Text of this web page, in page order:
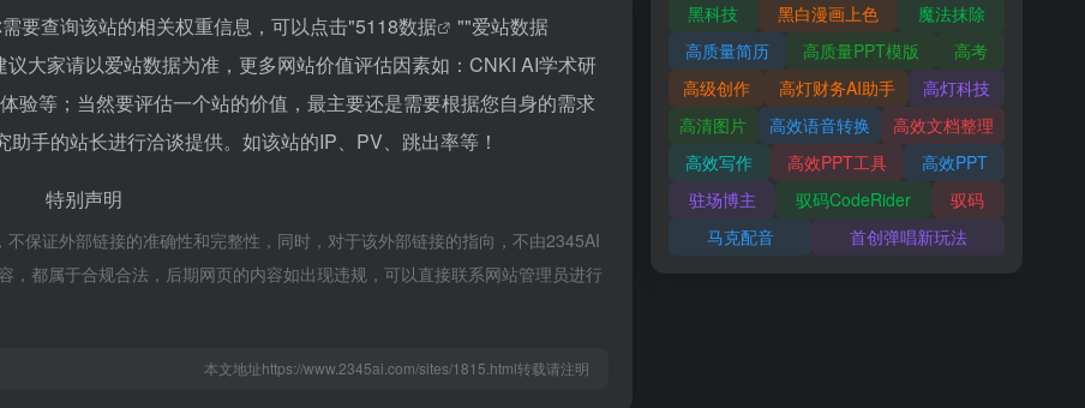
要查询该站的相关权重信息，可以点击"5118数据 ""爱站数据
大家请以爱站数据为准，更多网站价值评估因素如：CNKI AI学术研
验等；当然要评估一个站的价值，最主要还是需要根据您自身的需求
手的站长进行洽谈提供。如该站的IP、PV、跳出率等！
特别声明
保证外部链接的准确性和完整性，同时，对于该外部链接的指向，不由2345AI
都属于合规合法，后期网页的内容如出现违规，可以直接联系网站管理员进行
本文地址https://www.2345ai.com/sites/1815.html转载请注明
黑科技 黑白漫画上色
魔法抹除
高质量简历
高质量PPT模版
高考
高级创作
高灯财务AI助手
高灯科技
高清图片
高效语音转换
高效文档整理
高效写作
高效PPT工具
高效PPT
驻场博主
驭码CodeRider
驭码
马克配音
首创弹唱新玩法